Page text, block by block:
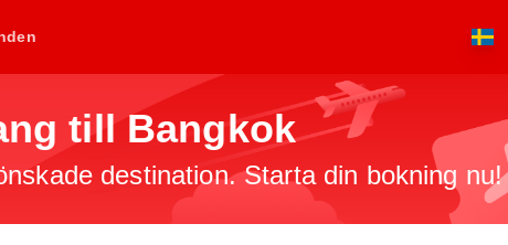
till Bangkok
destination. Starta din bokning nu!